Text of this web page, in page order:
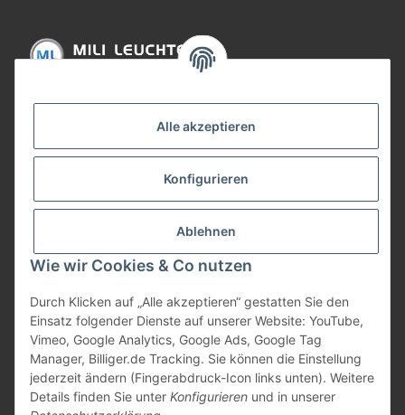
Alle akzeptieren
Konfigurieren
Ablehnen
Wie wir Cookies & Co nutzen
Durch Klicken auf „Alle akzeptieren“ gestatten Sie den
Einsatz folgender Dienste auf unserer Website: YouTube,
Vimeo, Google Analytics, Google Ads, Google Tag
Manager, Billiger.de Tracking. Sie können die Einstellung
jederzeit ändern (Fingerabdruck-Icon links unten). Weitere
Details finden Sie unter Konfigurieren und in unserer
Gesetzliche Informationen
Bezahlung
Vertrag widerrufen